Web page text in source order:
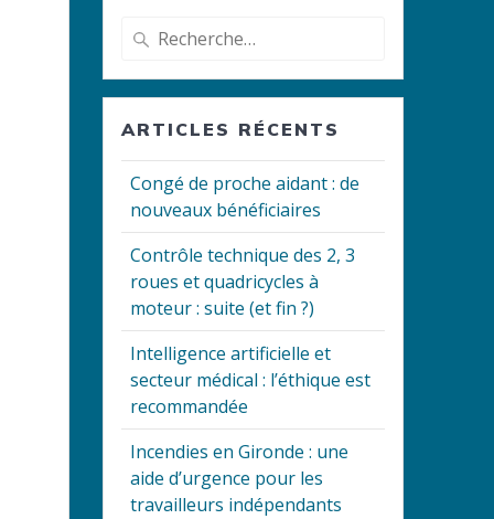
Recherche
:
ARTICLES RÉCENTS
Congé de proche aidant : de
nouveaux bénéficiaires
Contrôle technique des 2, 3
roues et quadricycles à
moteur : suite (et fin ?)
Intelligence artificielle et
secteur médical : l’éthique est
recommandée
Incendies en Gironde : une
aide d’urgence pour les
travailleurs indépendants